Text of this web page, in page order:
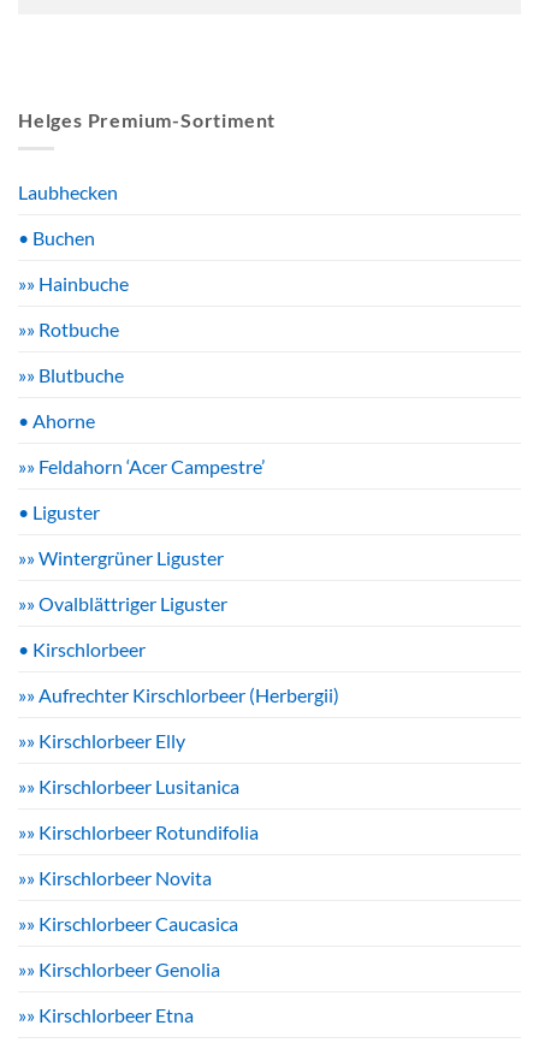
Helges Premium-Sortiment
Laubhecken
• Buchen
»» Hainbuche
»» Rotbuche
»» Blutbuche
• Ahorne
»» Feldahorn ‘Acer Campestre’
• Liguster
»» Wintergrüner Liguster
»» Ovalblättriger Liguster
• Kirschlorbeer
»» Aufrechter Kirschlorbeer (Herbergii)
»» Kirschlorbeer Elly
»» Kirschlorbeer Lusitanica
»» Kirschlorbeer Rotundifolia
»» Kirschlorbeer Novita
»» Kirschlorbeer Caucasica
»» Kirschlorbeer Genolia
»» Kirschlorbeer Etna